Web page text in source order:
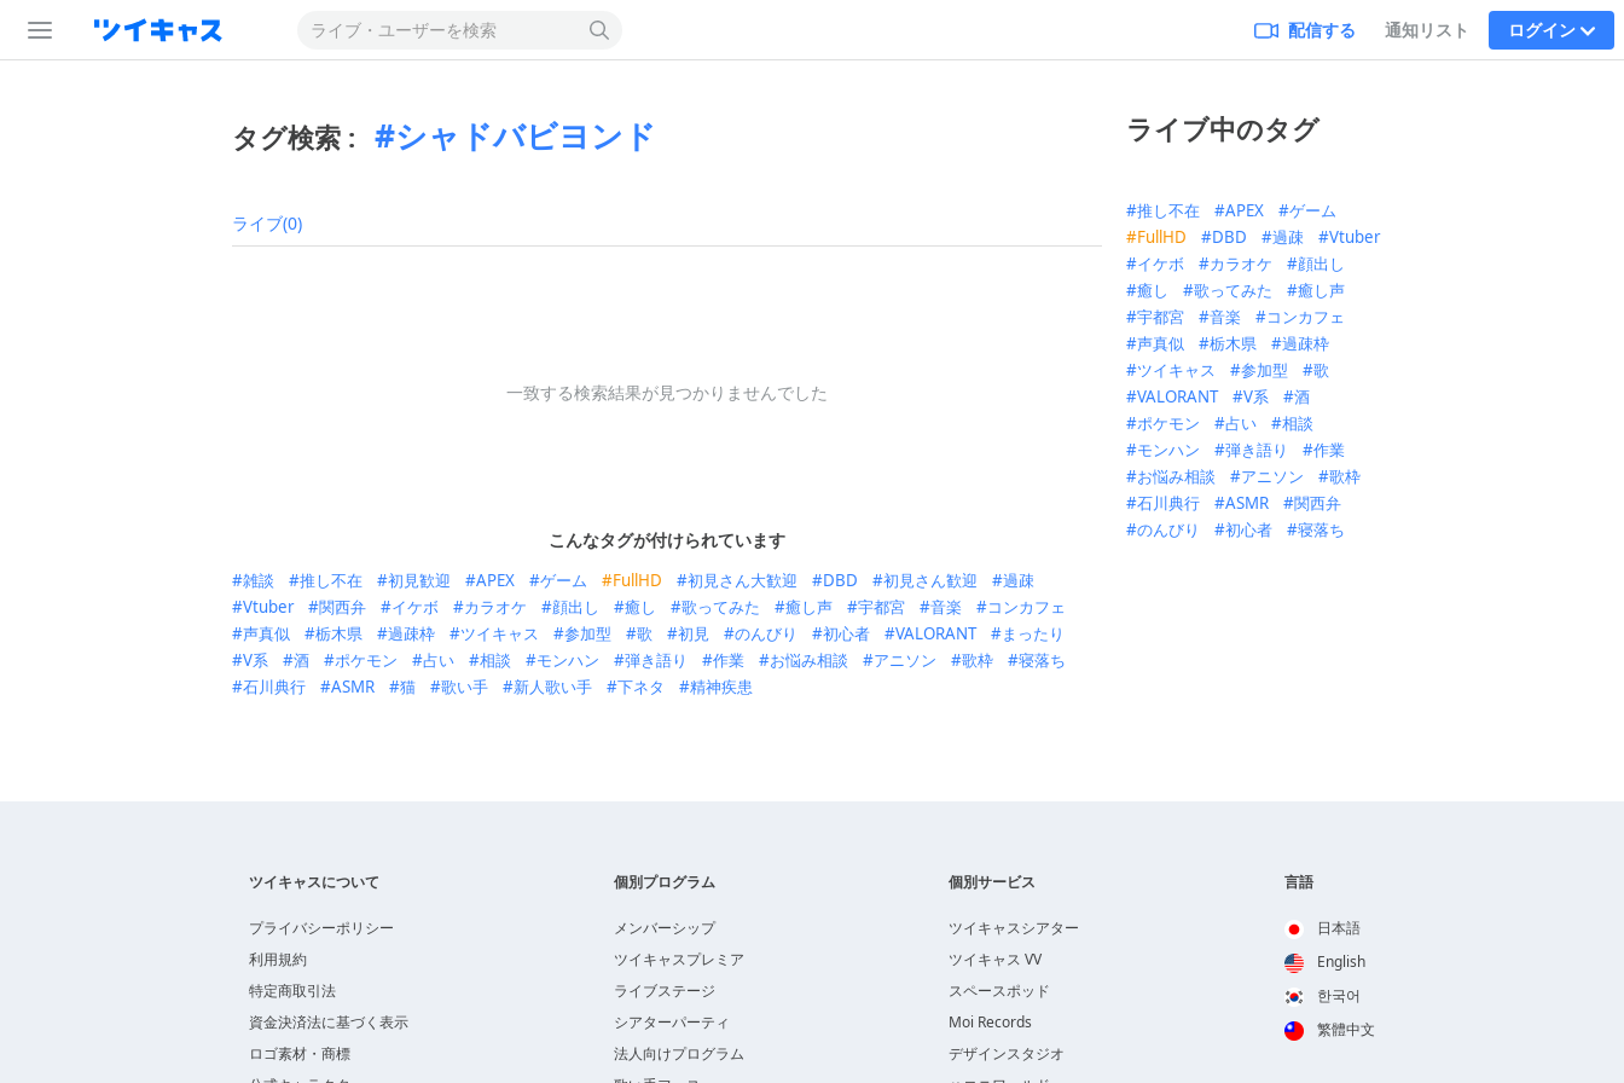
配信する 通知リスト ログイン
タグ検索 : シャドバビヨンド
ライブ(0)
一致する検索結果が見つかりませんでした
こんなタグが付けられています
雑談 推し不在 初見歓迎 APEX ゲーム FullHD 初見さん大歓迎 DBD 初見さん歓迎
過疎
Vtuber
関西弁 イケボ カラオケ 顔出し 癒し 歌ってみた 癒し声 宇都宮 音楽
コンカフェ
声真似
栃木県 過疎枠 ツイキャス 参加型 歌 初見 のんびり 初心者 VALORANT
まったり
V系
酒 ポケモン 占い 相談 モンハン 弾き語り 作業 お悩み相談 アニソン 歌枠
寝落ち
石川典行
ASMR 猫 歌い手 新人歌い手 下ネタ 精神疾患
ライブ中のタグ
推し不在 APEX
ゲーム
FullHD
DBD 過疎
Vtuber
イケボ
カラオケ
顔出し
癒し
歌ってみた
癒し声
宇都宮
音楽
コンカフェ
声真似
栃木県
過疎枠
ツイキャス
参加型
歌
VALORANT
V系
酒
ポケモン
占い
相談
モンハン
弾き語り
作業
お悩み相談
アニソン
歌枠
石川典行
ASMR
関西弁
のんびり
初心者 寝落ち
ツイキャスについて
プライバシーポリシー
利用規約
特定商取引法
資金決済法に基づく表示
ロゴ素材・商標
個別プログラム
メンバーシップ
ツイキャスプレミア
ライブステージ
シアターパーティ
法人向けプログラム
個別サービス
ツイキャスシアター
ツイキャス VV
スペースポッド
Moi Records
デザインスタジオ
言語
日本語
English
한국어
繁體中文